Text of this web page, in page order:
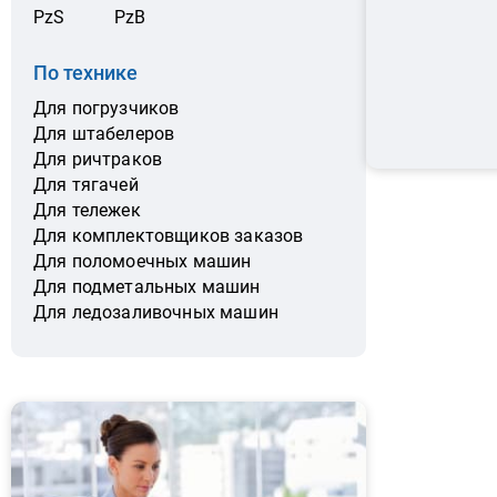
PzS PzB
По технике
Для погрузчиков
Для штабелеров
Для ричтраков
Для тягачей
Для тележек
Для комплектовщиков заказов
Для поломоечных машин
Для подметальных машин
Для ледозаливочных машин